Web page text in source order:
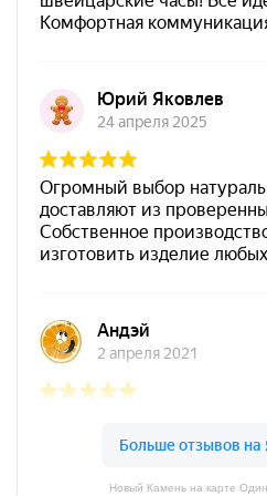
Новый Камень на карте